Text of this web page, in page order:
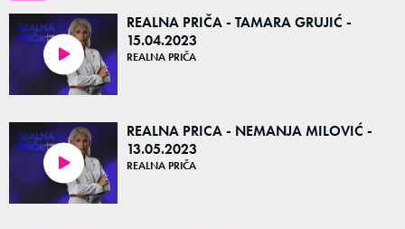
REALNA PRIČA - TAMARA GRUJIĆ -
15.04.2023
REALNA PRIČA
REALNA PRICA - NEMANJA MILOVIĆ -
13.05.2023
REALNA PRIČA